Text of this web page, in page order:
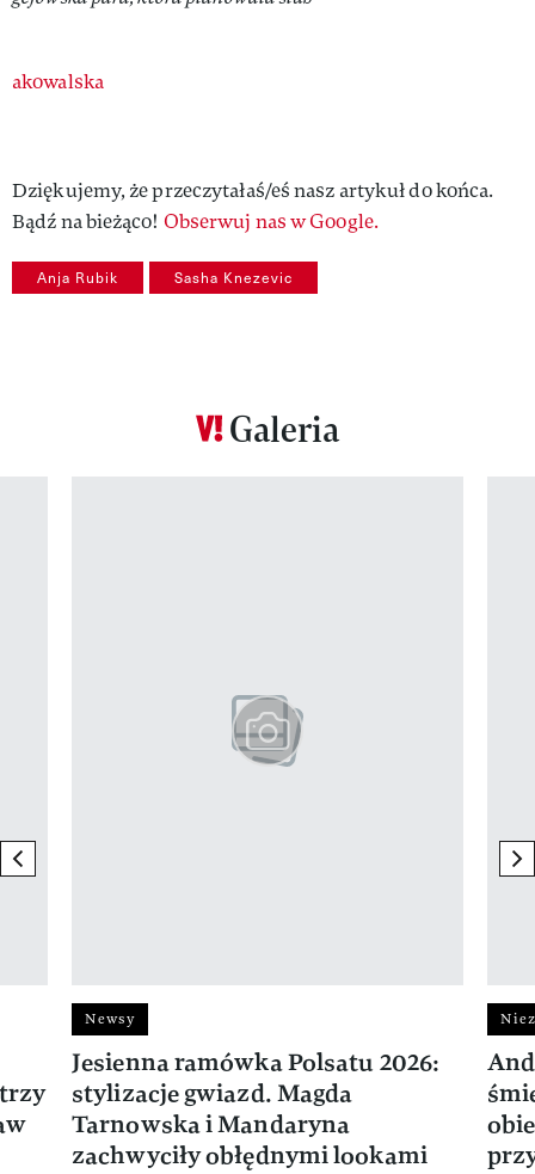
Authors
akowalska
Dziękujemy, że przeczytałaś/eś nasz artykuł do końca.
Bądź na bieżąco! Obserwuj nas w Google.
Anja Rubik Sasha Knezevic
Galeria
previous element
Newsy
Jesienna ramówka Polsatu 2026:
stylizacje gwiazd. Magda
Tarnowska i Mandaryna
zachwyciły obłędnymi lookami